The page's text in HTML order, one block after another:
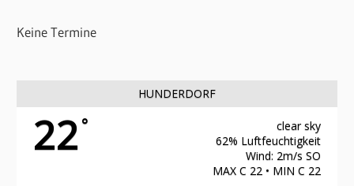
Keine Termine
HUNDERDORF
22°
clear sky
62% Luftfeuchtigkeit
Wind: 2m/s SO
MAX C 22 • MIN C 22